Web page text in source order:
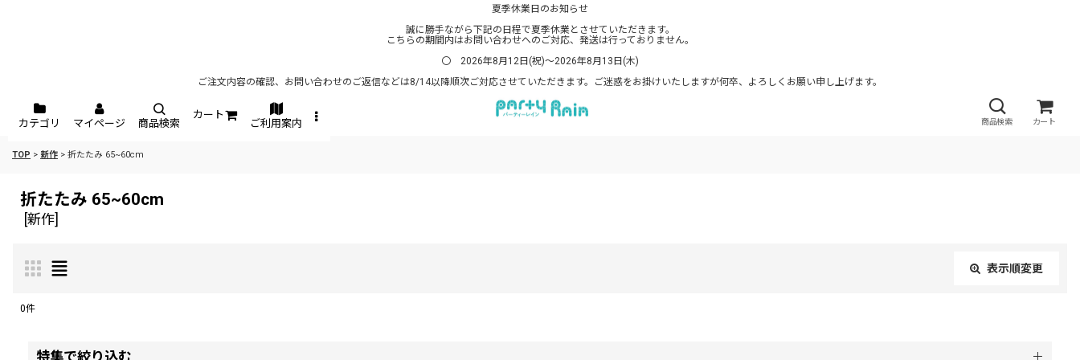
夏季休業日のお知らせ
誠に勝手ながら下記の日程で夏季休業とさせていただきます。
こちらの期間内はお問い合わせへのご対応、発送は行っておりません。
〇 2026年8月12日(祝)～2026年8月13日(木)
ご注文内容の確認、お問い合わせのご返信などは8/14以降順次ご対応させていただきます。ご迷惑をお掛けいたしますが何卒、よろしくお願い申し上げます。
商品検索 カート
カテゴリ マイページ 商品検索
カート
ご利用案内
TOP > 新作 > 折たたみ 65~60cm
折たたみ 65~60cm
新作
表示順変更
0件
特集で絞り込む